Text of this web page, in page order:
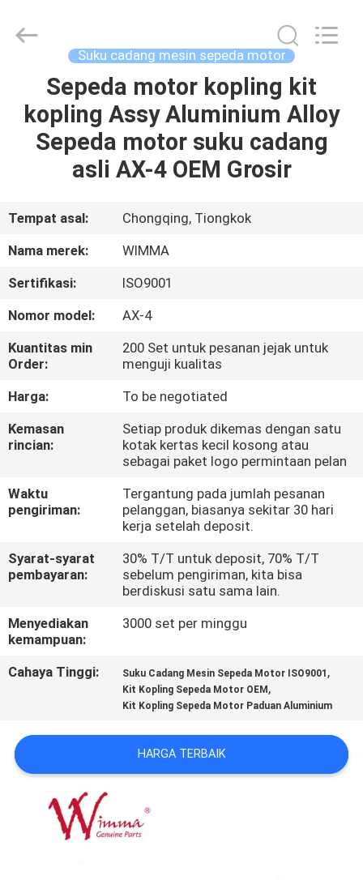
RUMAH
PRODUK
TENTANG
TUR
PABRIK
KONTROL
KUALITAS
KUTIPAN
SITUS
Spare
Parts
Suku cadang mesin sepeda motor
Sepeda motor kopling kit
kopling Assy Aluminium Alloy
Sepeda motor suku cadang
asli AX-4 OEM Grosir
Tempat asal:
Chongqing, Tiongkok
Nama merek:
WIMMA
Sertifikasi:
ISO9001
Nomor model:
AX-4
Kuantitas min
Order:
200 Set untuk pesanan jejak untuk
menguji kualitas
Harga:
To be negotiated
Kemasan
rincian:
Setiap produk dikemas dengan satu
kotak kertas kecil kosong atau
sebagai paket logo permintaan pelan
Waktu
pengiriman:
Tergantung pada jumlah pesanan
pelanggan, biasanya sekitar 30 hari
kerja setelah deposit.
Syarat-syarat
pembayaran:
30% T/T untuk deposit, 70% T/T
sebelum pengiriman, kita bisa
berdiskusi satu sama lain.
Menyediakan
kemampuan:
3000 set per minggu
Cahaya Tinggi: Suku Cadang Mesin Sepeda Motor ISO9001 ,
Kit Kopling Sepeda Motor OEM ,
Kit Kopling Sepeda Motor Paduan Aluminium
HARGA TERBAIK